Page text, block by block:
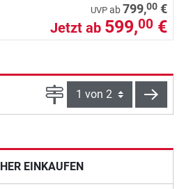
UVP ab799,00 €
Jetzt ab 599,00 €
Seite
EINKAUFEN